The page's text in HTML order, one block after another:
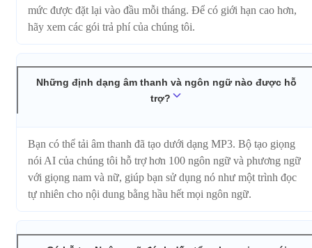
mức được đặt lại vào đầu mỗi tháng. Để có giới hạn cao hơn,
hãy xem các gói trả phí của chúng tôi.
Những định dạng âm thanh và ngôn ngữ nào được hỗ
trợ?
Bạn có thể tải âm thanh đã tạo dưới dạng MP3. Bộ tạo giọng
nói AI của chúng tôi hỗ trợ hơn 100 ngôn ngữ và phương ngữ
với giọng nam và nữ, giúp bạn sử dụng nó như một trình đọc
tự nhiên cho nội dung bằng hầu hết mọi ngôn ngữ.